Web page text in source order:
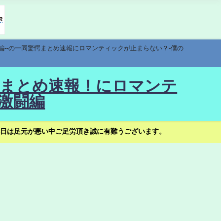
の一同驚愕まとめ速報にロマンティックが止まらない？-僕の
とめ速報！にロマンテ
闘編
足元が悪い中ご足労頂き誠に有難うございます。